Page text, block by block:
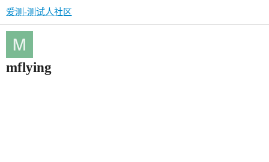
爱测-测试人社区
mflying